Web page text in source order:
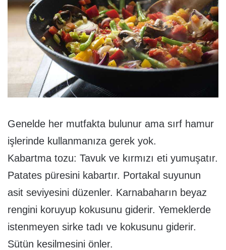
Genelde her mutfakta bulunur ama sırf hamur
işlerinde kullanmanıza gerek yok.
Kabartma tozu: Tavuk ve kırmızı eti yumuşatır.
Patates püresini kabartır. Portakal suyunun
asit seviyesini düzenler. Karnabaharın beyaz
rengini koruyup kokusunu giderir. Yemeklerde
istenmeyen sirke tadı ve kokusunu giderir.
Sütün kesilmesini önler.